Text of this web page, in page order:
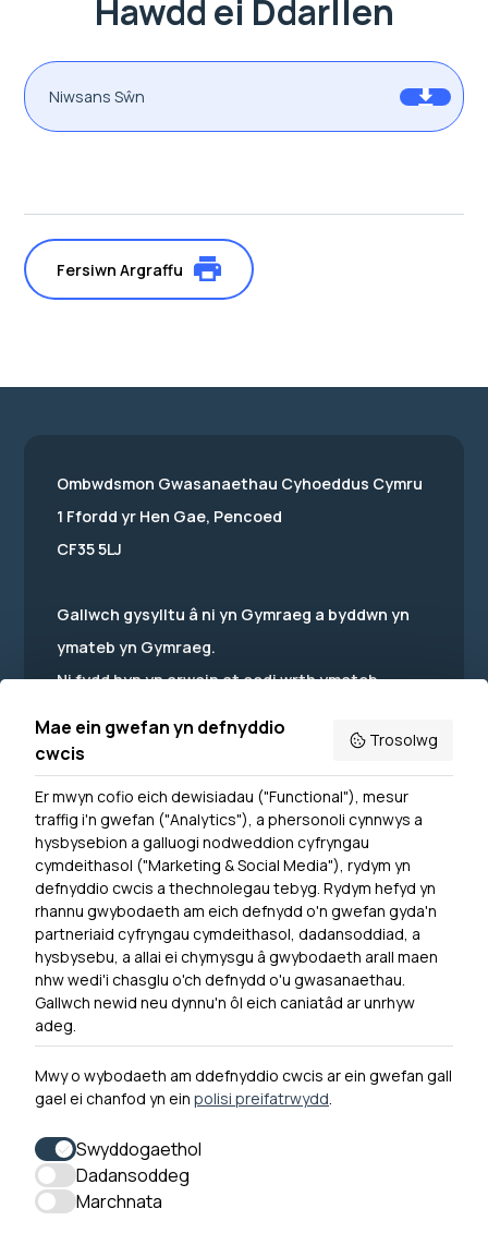
Hawdd ei Ddarllen
Niwsans Sŵn
Fersiwn Argraffu
Dewislen Troedyn
Newyddion
Ymuno â ni
Hygyrchedd
Cysylltu â ni
0300 790 0203 Mae ein llinell ffôn ar agor rhwng 10yb-
4yp Dydd Llun - Dydd Gwener
Ombwdsmon Gwasanaethau Cyhoeddus Cymru
1 Ffordd yr Hen Gae, Pencoed
CF35 5LJ
Gallwch gysylltu â ni yn Gymraeg a byddwn yn
ymateb yn Gymraeg.
Ni fydd hyn yn arwain at oedi wrth ymateb.
yn Saesneg.
Powered by Translate
Mae ein gwefan yn defnyddio
cwcis
Trosolwg
Er mwyn cofio eich dewisiadau ("Functional"), mesur
traffig i'n gwefan ("Analytics"), a phersonoli cynnwys a
hysbysebion a galluogi nodweddion cyfryngau
cymdeithasol ("Marketing & Social Media"), rydym yn
defnyddio cwcis a thechnolegau tebyg. Rydym hefyd yn
rhannu gwybodaeth am eich defnydd o'n gwefan gyda'n
partneriaid cyfryngau cymdeithasol, dadansoddiad, a
hysbysebu, a allai ei chymysgu â gwybodaeth arall maen
nhw wedi'i chasglu o'ch defnydd o'u gwasanaethau.
Gallwch newid neu dynnu'n ôl eich caniatâd ar unrhyw
adeg.
Mwy o wybodaeth am ddefnyddio cwcis ar ein gwefan gall
gael ei chanfod yn ein polisi preifatrwydd.
Swyddogaethol
Dadansoddeg
Marchnata